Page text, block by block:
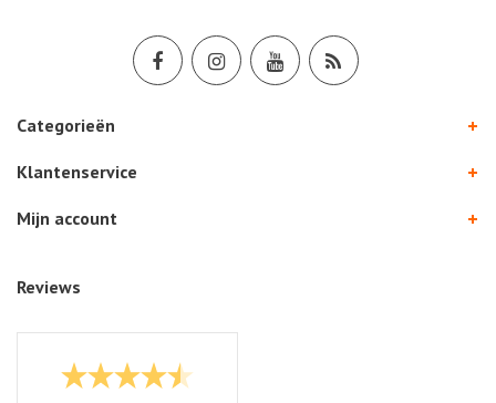
Categorieën
Klantenservice
Mijn account
Reviews